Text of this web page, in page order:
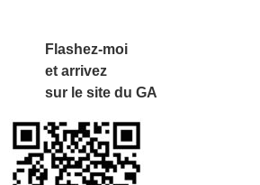
Flashez-moi
et arrivez
sur le site du GA